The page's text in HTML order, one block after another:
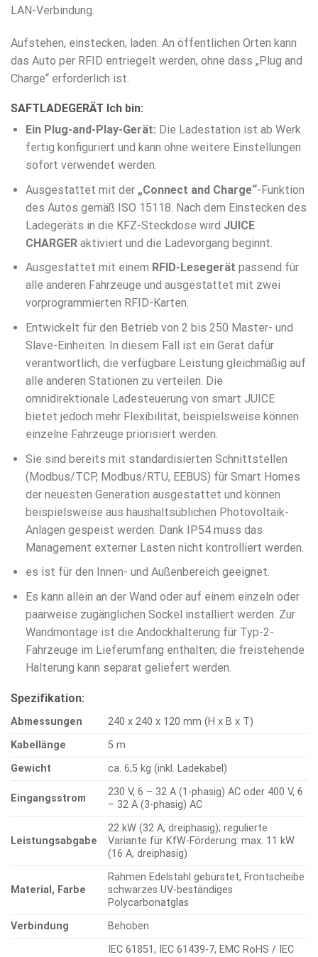
LAN-Verbindung.
Aufstehen, einstecken, laden: An öffentlichen Orten kann
das Auto per RFID entriegelt werden, ohne dass „Plug and
Charge“ erforderlich ist.
SAFTLADEGERÄT Ich bin:
Ein Plug-and-Play-Gerät: Die Ladestation ist ab Werk
fertig konfiguriert und kann ohne weitere Einstellungen
sofort verwendet werden.
Ausgestattet mit der „Connect and Charge“-Funktion
des Autos gemäß ISO 15118. Nach dem Einstecken des
Ladegeräts in die KFZ-Steckdose wird JUICE
CHARGERaktiviert und die Ladevorgang beginnt.
Ausgestattet mit einem RFID-Lesegerät passend für
alle anderen Fahrzeuge und ausgestattet mit zwei
vorprogrammierten RFID-Karten.
Entwickelt für den Betrieb von 2 bis 250 Master- und
Slave-Einheiten. In diesem Fall ist ein Gerät dafür
verantwortlich, die verfügbare Leistung gleichmäßig auf
alle anderen Stationen zu verteilen. Die
omnidirektionale Ladesteuerung von smart JUICE
bietet jedoch mehr Flexibilität, beispielsweise können
einzelne Fahrzeuge priorisiert werden.
Sie sind bereits mit standardisierten Schnittstellen
(Modbus/TCP, Modbus/RTU, EEBUS) für Smart Homes
der neuesten Generation ausgestattet und können
beispielsweise aus haushaltsüblichen Photovoltaik-
Anlagen gespeist werden. Dank IP54 muss das
Management externer Lasten nicht kontrolliert werden.
es ist für den Innen- und Außenbereich geeignet.
Es kann allein an der Wand oder auf einem einzeln oder
paarweise zugänglichen Sockel installiert werden. Zur
Wandmontage ist die Andockhalterung für Typ-2-
Fahrzeuge im Lieferumfang enthalten; die freistehende
Halterung kann separat geliefert werden.
Spezifikation:
Abmessungen
240 x 240 x 120 mm (H x B x T)
Kabellänge
5 m
Gewicht
ca. 6,5 kg (inkl. Ladekabel)
Eingangsstrom
230 V, 6 – 32 A (1-phasig) AC oder 400 V, 6
– 32 A (3-phasig) AC
Leistungsabgabe
22 kW (32 A, dreiphasig); regulierte
Variante für KfW-Förderung: max. 11 kW
(16 A, dreiphasig)
Material, Farbe
Rahmen Edelstahl gebürstet, Frontscheibe
schwarzes UV-beständiges
Polycarbonatglas
Verbindung
Behoben
IEC 61851, IEC 61439-7, EMC RoHS / IEC